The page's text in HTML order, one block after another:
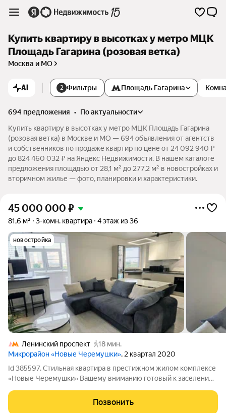
Купить квартиру в высотках у метро МЦК
Площадь Гагарина (розовая ветка)
Москва и МО
AI 2 Фильтры Площадь Гагарина
694 предложения •
по актуальности
Купить квартиру в высотках у метро МЦК Площадь Гагарина
(розовая ветка) в Москве и МО — 694 объявления от агентств
и собственников по продаже квартир по цене от 24 092 940 ₽
до 824 460 032 ₽ на Яндекс Недвижимости. В нашем каталоге
предложения площадью от 28,1 м² до 277,2 м² в новостройках и
вторичном жилье — фото, планировки и характеристики.
45 000 000 ₽
81,6 м² 3-комн. квартира 4 этаж из 36
новостройка
Ленинский проспект
18 мин.
Микрорайон «Новые Черемушки», 2 квартал 2020
Id 385597. Стильная квартира в престижном жилом комплексе
«Новые Черемушки» Вашему вниманию готовый к заселению
пространства. Просторная кухня-гостиная плавно
переходящая в зону отдыха, создавая
Позвонить